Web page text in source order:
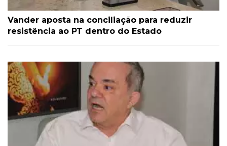
Vander aposta na conciliação para reduzir
resistência ao PT dentro do Estado